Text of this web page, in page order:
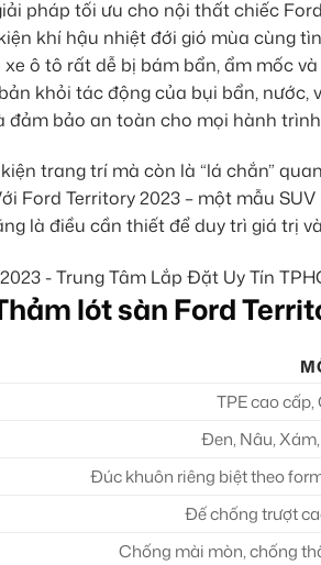
pháp tối ưu cho nội thất chiếc
khí hậu nhiệt đới gió mùa cùng
ô tô rất dễ bị bám bẩn, ẩm mốc
khỏi tác động của bụi bẩn,
đảm bảo an toàn cho mọi hành
trang trí mà còn là “lá chắn”
Ford Territory 2023 – một mẫu
là điều cần thiết để duy trì giá trị
lót sàn Ford
TPE cao
Đen, Nâu,
Đúc khuôn riêng biệt theo
Đế chống trượt
Chống mài mòn, chống